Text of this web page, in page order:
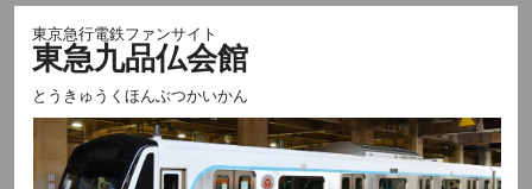
東京急行電鉄ファンサイト
東急九品仏会館
とうきゅうくほんぶつかいかん